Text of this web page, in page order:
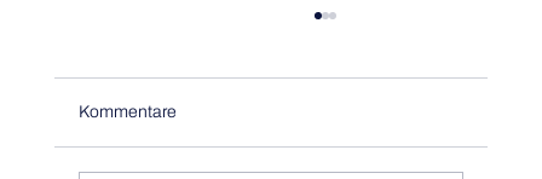
Kommentare